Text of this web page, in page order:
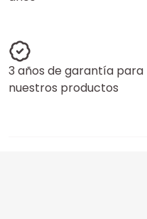
3 años de garantía para
nuestros productos